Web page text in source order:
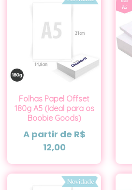
Folhas Papel Offset
180g A5 (Ideal para os
Boobie Goods)
A partir de R$
12,00